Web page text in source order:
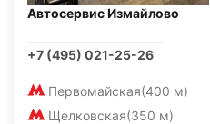
Автосервис Измайлово
+7 (495) 021-25-26
Первомайская(400 м)
Щелковская(350 м)